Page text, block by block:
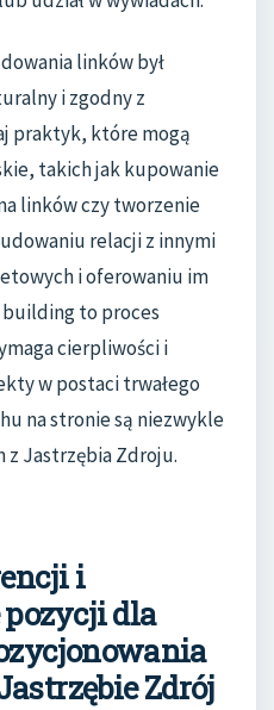
linków był
i zgodny z
praktyk, które mogą
takich jak kupowanie
linków czy tworzenie
relacji z innymi
i oferowaniu im
to proces
cierpliwości i
w postaci trwałego
na stronie są niezwykle
Jastrzębia Zdroju.
i
dla
Zdrój